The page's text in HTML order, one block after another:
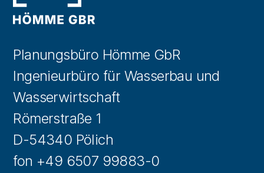
Planungsbüro Hömme GbR
Ingenieurbüro für Wasserbau und
Wasserwirtschaft
Römerstraße 1
D-54340 Pölich
fon +49 6507 99883-0